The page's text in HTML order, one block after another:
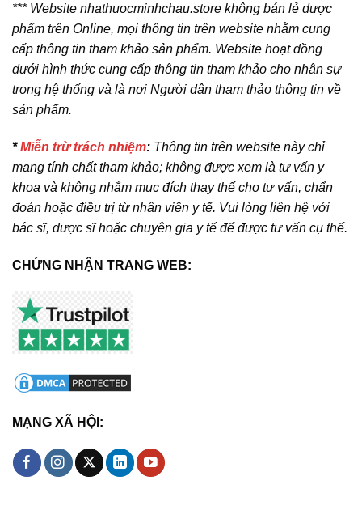
*** Website nhathuocminhchau.store không bán lẻ dược
phẩm trên Online, mọi thông tin trên website nhằm cung
cấp thông tin tham khảo sản phẩm. Website hoạt đồng
dưới hình thức cung cấp thông tin tham khảo cho nhân sự
trong hệ thống và là nơi Người dân tham thảo thông tin về
sản phẩm.
*Miễn trừ trách nhiệm: Thông tin trên website này chỉ
mang tính chất tham khảo; không được xem là tư vấn y
khoa và không nhằm mục đích thay thế cho tư vấn, chẩn
đoán hoặc điều trị từ nhân viên y tế. Vui lòng liên hệ với
bác sĩ, dược sĩ hoặc chuyên gia y tế để được tư vấn cụ thể.
CHỨNG NHẬN TRANG WEB:
MẠNG XÃ HỘI: